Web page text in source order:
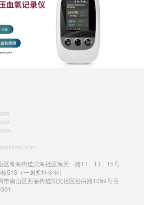
区粤海街道滨海社区海天一路11、13、15号
513（一照多址企业）
市南山区西丽街道阳光社区松白路1059号百